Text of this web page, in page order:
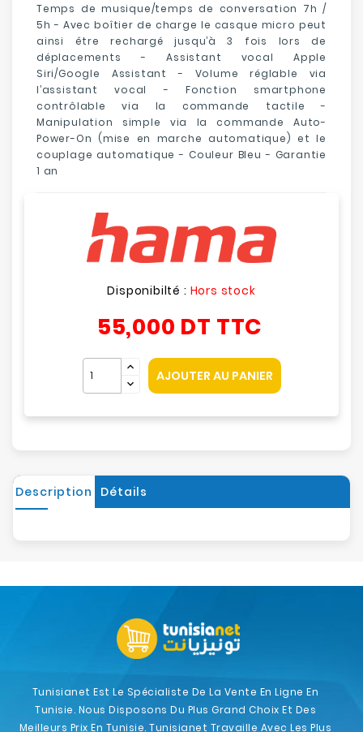
Temps de musique/temps de conversation 7h /
5h - Avec boîtier de charge le casque micro peut
ainsi être rechargé jusqu’à3 fois lors de
déplacements - Assistant vocal Apple
Siri/Google Assistant
- Volume réglable via
l’assistant vocal - Fonction smartphone
contrôlable via la commande tactile -
Manipulation simple via la commande Auto-
Power-On (mise en marche automatique) et le
couplage automatique - Couleur Bleu - Garantie
1 an
Disponibilté : Hors stock
55,000 DT TTC
AJOUTER AU PANIER
Description Détails
Tunisianet Est Le Spécialiste De La Vente En Ligne En
Tunisie. Nous Disposons Du Plus Grand Choix Et Des
Meilleurs Prix En Tunisie. Tunisianet Travaille Avec Les Plus